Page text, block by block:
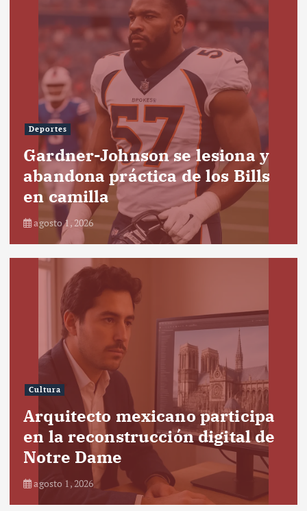
Deportes
Gardner-Johnson se lesiona y
abandona práctica de los Bills
en camilla
agosto 1, 2026
Cultura
Arquitecto mexicano participa
en la reconstrucción digital de
Notre Dame
agosto 1, 2026